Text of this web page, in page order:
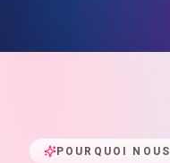
POURQUOI NOUS